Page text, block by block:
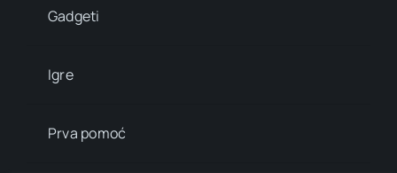
Gadgeti
Igre
Prva pomoć